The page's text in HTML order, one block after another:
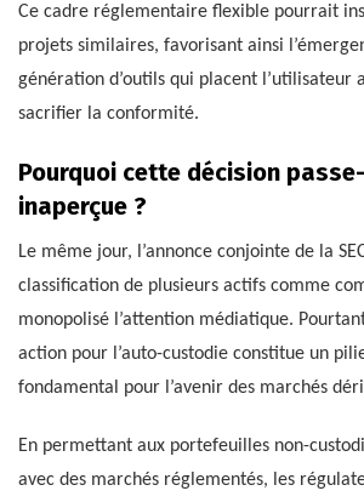
Ce cadre réglementaire flexible pourrait
projets similaires, favorisant ainsi
génération d’outils qui placent l’utilisateur
sacrifier la conformité.
Pourquoi cette décision
inaperçue ?
Le même jour, l’annonce conjointe de la
classification de plusieurs actifs comme
monopolisé l’attention médiatique.
action pour l’auto-custodie constitue un
fondamental pour l’avenir des marchés
En permettant aux portefeuilles non-
avec des marchés réglementés, les